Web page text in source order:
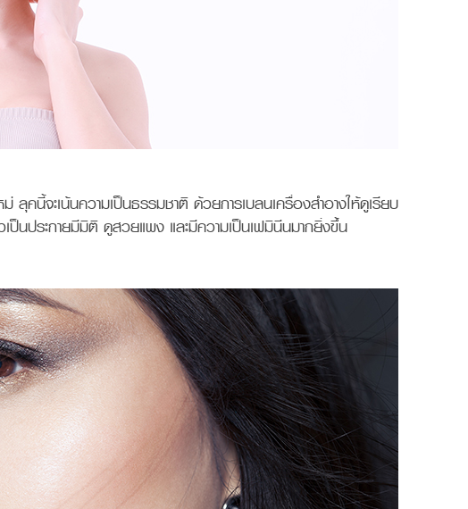
ลุคนี้จะเน้นความเป็นธรรมชาติ ด้วยการเบลนเครื่องสำอางให้ดูเรียบ
เป็นประกายมีมิติ ดูสวยแพง และมีความเป็นเฟมินีนมากยิ่งขึ้น